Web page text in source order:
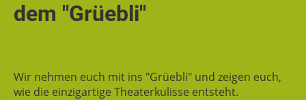
dem "Grüebli"
Wir nehmen euch mit ins "Grüebli" und zeigen euch,
wie die einzigartige Theaterkulisse entsteht.